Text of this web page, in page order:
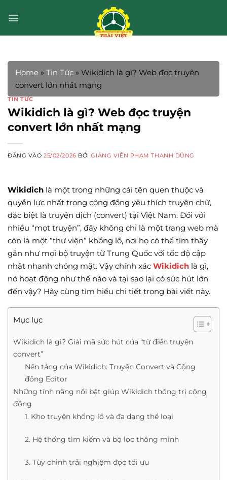
qua
Home » Tin Tức » Wikidich là gì? Web đọc truyện
convert lớn nhất mạng
TIN TỨC
Wikidich là gì? Web đọc truyện
convert lớn nhất mạng
ĐĂNG VÀO25/02/2026 BỞIGIẢNG VIÊN PHẠM THANH DŨNG
Wikidich là một trong những cái tên quen thuộc và
quyền lực nhất trong cộng đồng yêu thích truyện chữ,
đặc biệt là truyện dịch (convert) tại Việt Nam. Đối với
nhiều “mọt truyện”, đây không chỉ là một trang web mà
còn là một “thư viện” khổng lồ, nơi họ có thể tìm thấy
gần như mọi bộ truyện từ Trung Quốc với tốc độ cập
nhật nhanh chóng mặt. Vậy chính xác Wikidich là gì,
nó hoạt động như thế nào và tại sao lại có sức hút lớn
đến vậy? Hãy cùng tìm hiểu chi tiết trong bài viết này.
Mục lục
Wikidich là gì? Giải mã sức hút của “từ điển truyện
convert”
Nền tảng của Wikidich: Truyện Convert và Cộng
đồng Editor
Những tính năng nổi bật giúp Wikidich thống trị cộng
đồng
1. Kho truyện khổng lồ và đa dạng thể loại
2. Hệ thống tìm kiếm và bộ lọc thông minh
3. Tùy chỉnh trải nghiệm đọc tối ưu